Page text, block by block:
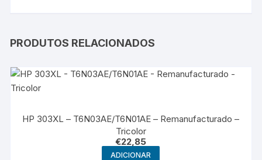
PRODUTOS RELACIONADOS
HP 303XL – T6N03AE/T6N01AE – Remanufacturado –
Tricolor
€22,85
ADICIONAR